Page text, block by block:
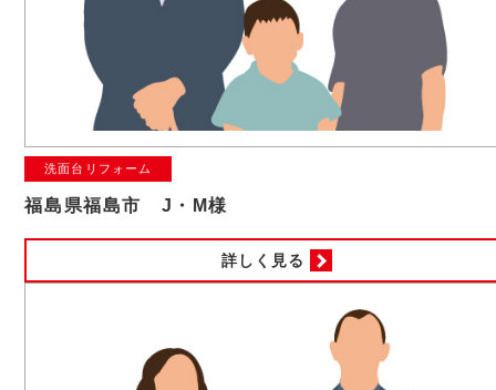
洗面台リフォーム
福島県福島市 J・M様
詳しく見る